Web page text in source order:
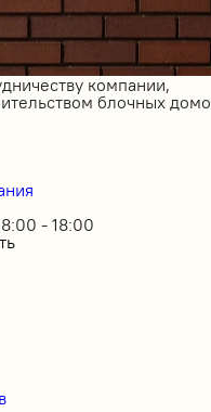
компании,
блочных
- 18:00